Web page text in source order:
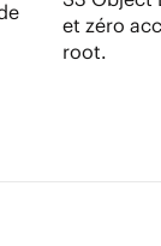
et zéro
root.